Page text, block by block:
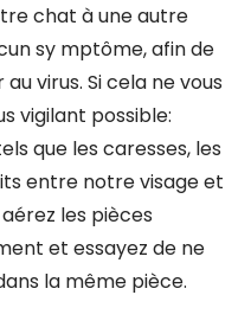
chat à une autre
sy mptôme, afin de
virus. Si cela ne vous
vigilant possible:
que les caresses, les
entre notre visage et
les pièces
et essayez de ne
la même pièce.